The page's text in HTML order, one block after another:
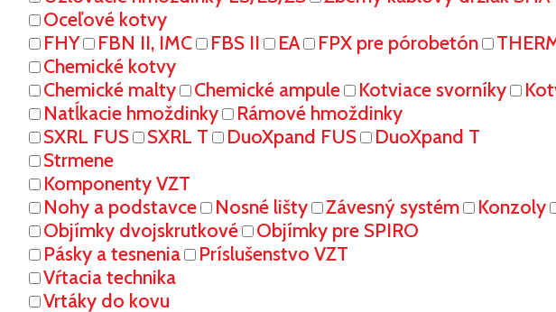
Oceľové kotvy
FHY
FBN II, IMC FBS II EA FPX pre pórobetón
Chemické kotvy
Chemické malty
Chemické ampule Kotviace svorníky
Natĺkacie hmoždinky
Rámové hmoždinky
SXRL FUS
SXRL T DuoXpand FUS
DuoXpand T
Strmene
Komponenty VZT
Nohy a podstavce
Nosné lišty Závesný systém Konzoly
Objímky dvojskrutkové
Objímky pre SPIRO
Pásky a tesnenia
Príslušenstvo VZT
Vŕtacia technika
Vrtáky do kovu